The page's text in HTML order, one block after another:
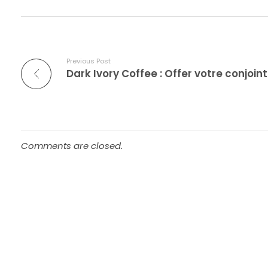
Previous Post
Comments are closed.